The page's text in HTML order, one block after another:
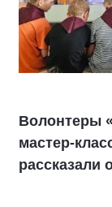
Волонтеры
мастер-
рассказали